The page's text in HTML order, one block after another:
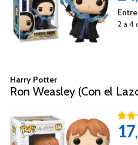
2 a 4
Harry Potter
Ron Weasley (Con el
17